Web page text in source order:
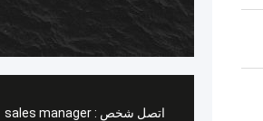
اتصل شخص :sales manager